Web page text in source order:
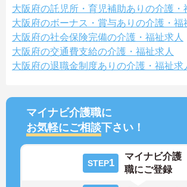
大阪府の託児所・育児補助ありの介護・
大阪府のボーナス・賞与ありの介護・福
大阪府の社会保険完備の介護・福祉求人
大阪府の交通費支給の介護・福祉求人
大阪府の退職金制度ありの介護・福祉求
マイナビ介護職に
お気軽にご相談下さい！
STEP1
マイナビ介護
職にご登録